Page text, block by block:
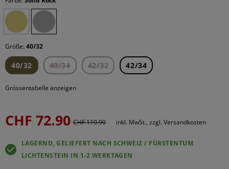
Größe: 40/32
40/32 40/34 42/32 42/34
Grössentabelle anzeigen
CHF 72.90 CHF 119.90 inkl. MwSt., zzgl. Versandkosten
LAGERND, GELIEFERT NACH SCHWEIZ / FÜRSTENTUM
LICHTENSTEIN IN 1-2 WERKTAGEN